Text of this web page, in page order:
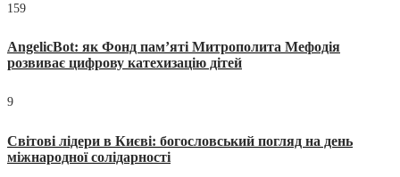
159
AngelicBot: як Фонд пам’яті Митрополита Мефодія
розвиває цифрову катехизацію дітей
9
Світові лідери в Києві: богословський погляд на день
міжнародної солідарності